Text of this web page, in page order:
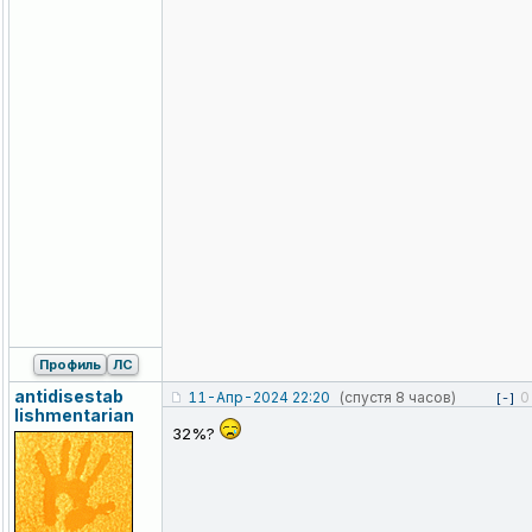
Профиль ЛС
antidisestab
lishmentarian
11-Апр-2024 22:20 (спустя 8 часов) [-] 0
32%?